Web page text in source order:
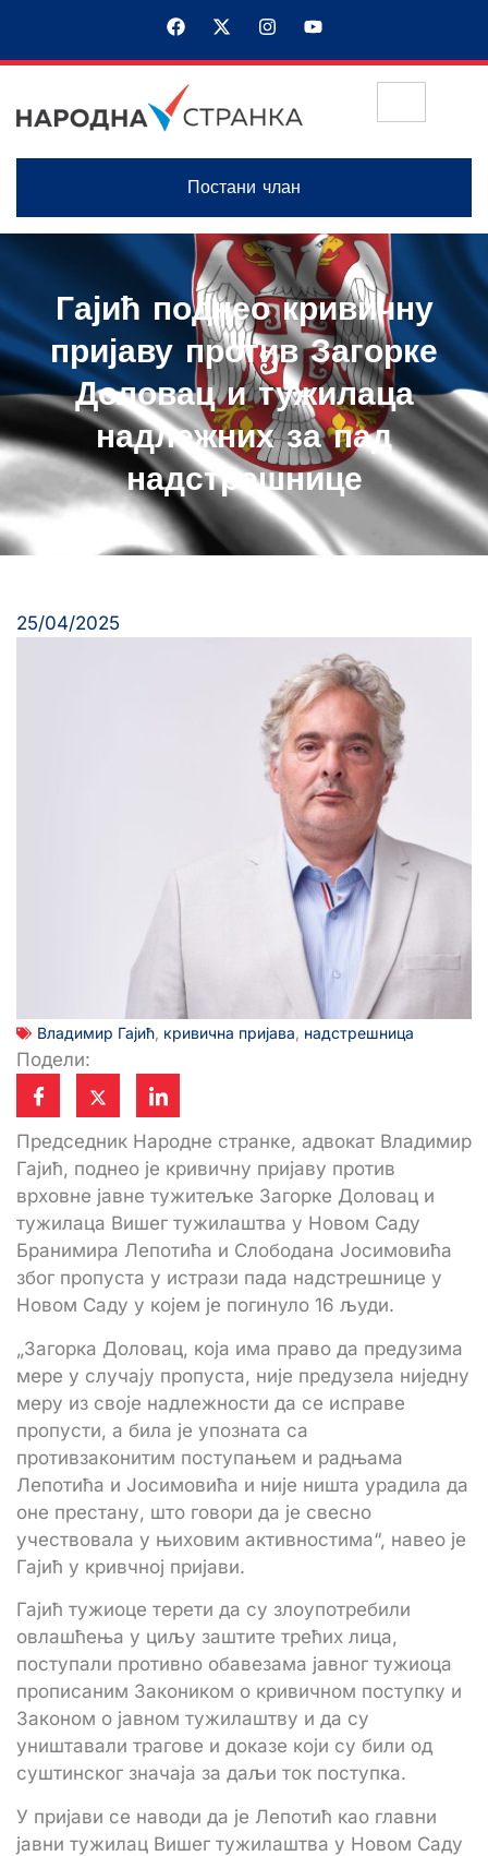
Постани члан
Гајић поднео кривичну
пријаву против Загорке
Доловац и тужилаца
надлежних за пад
надстрешнице
25/04/2025
Владимир Гајић кривична пријава надстрешница
Подели:
Председник Народне странке, адвокат Владимир
Гајић, поднео је кривичну пријаву против
врховне јавне тужитељке Загорке Доловац и
тужилаца Вишег тужилаштва у Новом Саду
Бранимира Лепотића и Слободана Јосимовића
због пропуста у истрази пада надстрешнице у
Новом Саду у којем је погинуло 16 људи.
„Загорка Доловац, која има право да предузима
мере у случају пропуста, није предузела ниједну
меру из своје надлежности да се исправе
пропусти, а била је упозната са
противзаконитим поступањем и радњама
Лепотића и Јосимовића и није ништа урадила да
оне престану, што говори да је свесно
учествовала у њиховим активностима“, навео је
Гајић у кривчној пријави.
Гајић тужиоце терети да су злоупотребили
овлашћења у циљу заштите трећих лица,
поступали противно обавезама јавног тужиоца
прописаним Закоником о кривичном поступку и
Законом о јавном тужилаштву и да су
уништавали трагове и доказе који су били од
суштинског значаја за даљи ток поступка.
У пријави се наводи да је Лепотић као главни
јавни тужилац Вишег тужилаштва у Новом Саду